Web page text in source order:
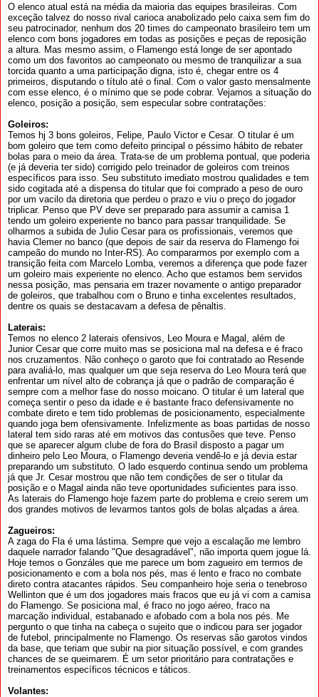
O elenco atual está na média da maioria das equipes brasileiras. Com
exceção talvez do nosso rival carioca anabolizado pelo caixa sem fim do
seu patrocinador, nenhum dos 20 times do campeonato brasileiro tem um
elenco com bons jogadores em todas as posições e peças de reposição
a altura. Mas mesmo assim, o Flamengo está longe de ser apontado
como um dos favoritos ao campeonato ou mesmo de tranquilizar a sua
torcida quanto a uma participação digna, isto é, chegar entre os 4
primeiros, disputando o título até o final. Com o valor gasto mensalmente
com esse elenco, é o mínimo que se pode cobrar. Vejamos a situação do
elenco, posição a posição, sem especular sobre contratações:
Goleiros:
Temos hj 3 bons goleiros, Felipe, Paulo Victor e Cesar. O titular é um
bom goleiro que tem como defeito principal o péssimo hábito de rebater
bolas para o meio da área. Trata-se de um problema pontual, que poderia
(e já deveria ter sido) corrigido pelo treinador de goleiros com treinos
específicos para isso. Seu substituto imediato mostrou qualidades e tem
sido cogitada até a dispensa do titular que foi comprado a peso de ouro
por um vacilo da diretoria que perdeu o prazo e viu o preço do jogador
triplicar. Penso que PV deve ser preparado para assumir a camisa 1
tendo um goleiro experiente no banco para passar tranquilidade. Se
olharmos a subida de Julio Cesar para os profissionais, veremos que
havia Clemer no banco (que depois de sair da reserva do Flamengo foi
campeão do mundo no Inter-RS). Ao compararmos por exemplo com a
transição feita com Marcelo Lomba, veremos a diferença que pode fazer
um goleiro mais experiente no elenco. Acho que estamos bem servidos
nessa posição, mas pensaria em trazer novamente o antigo preparador
de goleiros, que trabalhou com o Bruno e tinha excelentes resultados,
dentre os quais se destacavam a defesa de pênaltis.
Laterais:
Temos no elenco 2 laterais ofensivos, Leo Moura e Magal, além de
Junior Cesar que corre muito mas se posiciona mal na defesa e é fraco
nos cruzamentos. Não conheço o garoto que foi contratado ao Resende
para avaliá-lo, mas qualquer um que seja reserva do Leo Moura terá que
enfrentar um nível alto de cobrança já que o padrão de comparação é
sempre com a melhor fase do nosso moicano. O titular é um lateral que
começa sentir o peso da idade e é bastante fraco defensivamente no
combate direto e tem tido problemas de posicionamento, especialmente
quando joga bem ofensivamente. Infelizmente as boas partidas de nosso
lateral tem sido raras até em motivos das contusões que teve. Penso
que se aparecer algum clube de fora do Brasil disposto a pagar um
dinheiro pelo Leo Moura, o Flamengo deveria vendê-lo e já devia estar
preparando um substituto. O lado esquerdo continua sendo um problema
já que Jr. Cesar mostrou que não tem condições de ser o titular da
posição e o Magal ainda não teve oportunidades suficientes para isso.
As laterais do Flamengo hoje fazem parte do problema e creio serem um
dos grandes motivos de levarmos tantos gols de bolas alçadas a área.
Zagueiros:
A zaga do Fla é uma lástima. Sempre que vejo a escalação me lembro
daquele narrador falando "Que desagradável", não importa quem jogue lá.
Hoje temos o Gonzáles que me parece um bom zagueiro em termos de
posicionamento e com a bola nos pés, mas é lento e fraco no combate
direto contra atacantes rápidos. Seu companheiro hoje seria o tenebroso
Wellinton que é um dos jogadores mais fracos que eu já vi com a camisa
do Flamengo. Se posiciona mal, é fraco no jogo aéreo, fraco na
marcação individual, estabanado e afobado com a bola nos pés. Me
pergunto o que tinha na cabeça o sujeito que o indicou para ser jogador
de futebol, principalmente no Flamengo. Os reservas são garotos vindos
da base, que teriam que subir na pior situação possível, e com grandes
chances de se queimarem. É um setor prioritário para contratações e
treinamentos específicos técnicos e táticos.
Volantes: